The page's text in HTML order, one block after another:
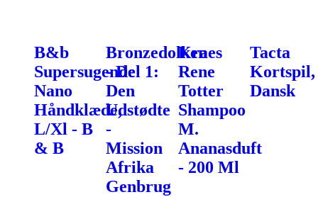
B&b
Supersugende
Nano
Håndklæde,
L/Xl - B
& B
Bronzedolken
- Del 1:
Den
Udstødte
-
Mission
Afrika
Genbrug
Kraes
Rene
Totter
Shampoo
M.
Ananasduft
- 200 Ml
Tacta
Kortspil,
Dansk